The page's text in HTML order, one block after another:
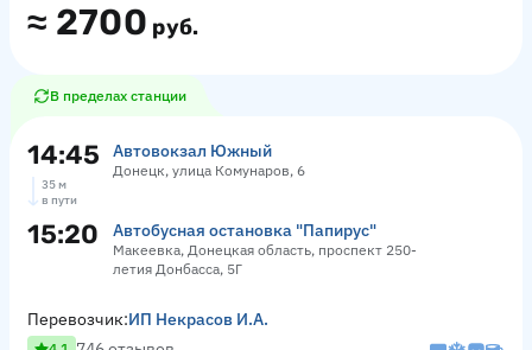
≈ 2700 руб.
В пределах станции
14:45 Автовокзал Южный
Донецк, улица Комунаров, 6
35 м
в пути
15:20 Автобусная остановка "Папирус"
Макеевка, Донецкая область, проспект 250-
летия Донбасса, 5Г
Перевозчик:ИП Некрасов И.А.